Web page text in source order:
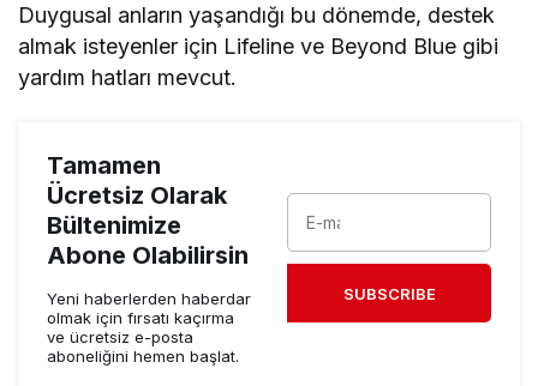
Duygusal anların yaşandığı bu dönemde, destek
almak isteyenler için Lifeline ve Beyond Blue gibi
yardım hatları mevcut.
Tamamen
Ücretsiz Olarak
Bültenimize
Abone Olabilirsin
Yeni haberlerden haberdar
olmak için fırsatı kaçırma
ve ücretsiz e-posta
aboneliğini hemen başlat.
SUBSCRIBE